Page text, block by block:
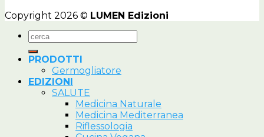
Copyright 2026 © LUMEN Edizioni
Cerca:
PRODOTTI
Germogliatore
EDIZIONI
SALUTE
Medicina Naturale
Medicina Mediterranea
Riflessologia